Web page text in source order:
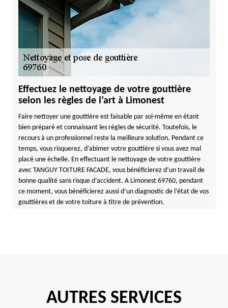
Effectuez le nettoyage de votre gouttière
selon les règles de l’art à Limonest
Faire nettoyer une gouttière est faisable par soi-même en étant
bien préparé et connaissant les règles de sécurité. Toutefois, le
recours à un professionnel reste la meilleure solution. Pendant ce
temps, vous risquerez, d’abimer votre gouttière si vous avez mal
placé une échelle. En effectuant le nettoyage de votre gouttière
avec TANGUY TOITURE FACADE, vous bénéficierez d’un travail de
bonne qualité sans risque d’accident. A Limonest 69760, pendant
ce moment, vous bénéficierez aussi d’un diagnostic de l’état de vos
gouttières et de votre toiture à titre de prévention.
AUTRES SERVICES